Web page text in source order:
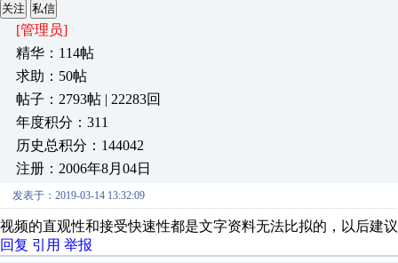
关注 私信
[管理员]
精华：114帖
求助：50帖
帖子：2793帖 | 22283回
年度积分：311
历史总积分：144042
注册：2006年8月04日
发表于：2019-03-14 13:32:09
视频的直观性和接受快速性都是文字资料无法比拟的，以后建
回复 引用 举报